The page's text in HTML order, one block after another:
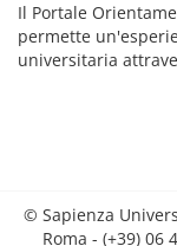
Il Portale
permette
universitaria
© Sapienza
Roma - (+39) 06